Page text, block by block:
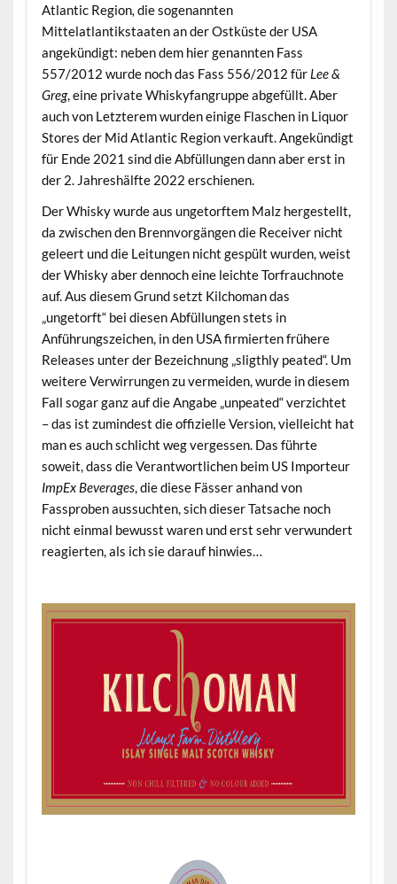
Atlantic Region, die sogenannten
Mittelatlantikstaaten an der Ostküste der USA
angekündigt: neben dem hier genannten Fass
557/2012 wurde noch das Fass 556/2012 für Lee &
Greg, eine private Whiskyfangruppe abgefüllt. Aber
auch von Letzterem wurden einige Flaschen in Liquor
Stores der Mid Atlantic Region verkauft. Angekündigt
für Ende 2021 sind die Abfüllungen dann aber erst in
der 2. Jahreshälfte 2022 erschienen.
Der Whisky wurde aus ungetorftem Malz hergestellt,
da zwischen den Brennvorgängen die Receiver nicht
geleert und die Leitungen nicht gespült wurden, weist
der Whisky aber dennoch eine leichte Torfrauchnote
auf. Aus diesem Grund setzt Kilchoman das
„ungetorft“ bei diesen Abfüllungen stets in
Anführungszeichen, in den USA firmierten frühere
Releases unter der Bezeichnung „sligthly peated“. Um
weitere Verwirrungen zu vermeiden, wurde in diesem
Fall sogar ganz auf die Angabe „unpeated“ verzichtet
– das ist zumindest die offizielle Version, vielleicht hat
man es auch schlicht weg vergessen. Das führte
soweit, dass die Verantwortlichen beim US Importeur
ImpEx Beverages, die diese Fässer anhand von
Fassproben aussuchten, sich dieser Tatsache noch
nicht einmal bewusst waren und erst sehr verwundert
reagierten, als ich sie darauf hinwies…